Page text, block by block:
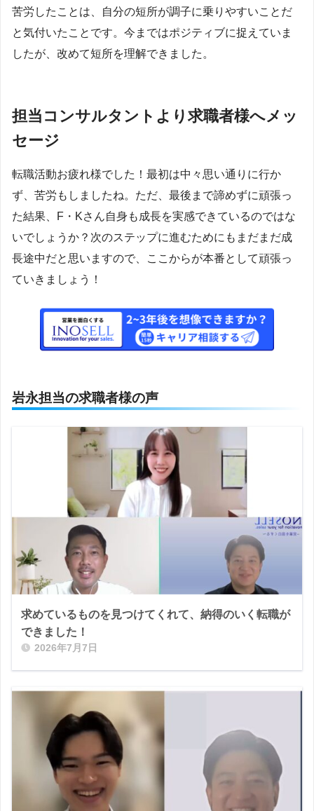
苦労したことは、自分の短所が調子に乗りやすいことだ
と気付いたことです。今まではポジティブに捉えていま
したが、改めて短所を理解できました。
担当コンサルタントより求職者様へメッ
セージ
転職活動お疲れ様でした！最初は中々思い通りに行か
ず、苦労もしましたね。ただ、最後まで諦めずに頑張っ
た結果、F・Kさん自身も成長を実感できているのではな
いでしょうか？次のステップに進むためにもまだまだ成
長途中だと思いますので、ここからが本番として頑張っ
ていきましょう！
岩永担当の求職者様の声
求めているものを見つけてくれて、納得のいく転職が
できました！
2026年7月7日